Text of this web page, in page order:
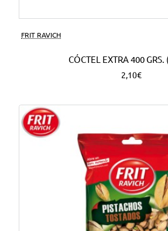
FRIT RAVICH
CÓCTEL EXTRA 400 GRS.
2,10€